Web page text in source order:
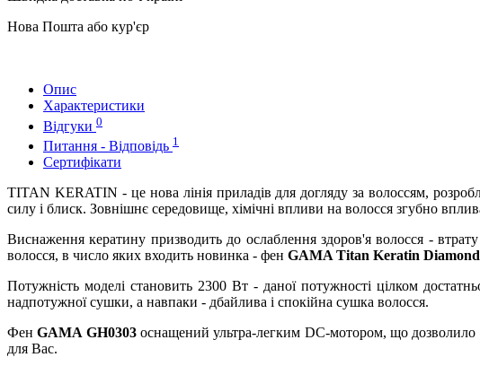
Нова Пошта або кур'єр
Опис
Характеристики
Відгуки 0
Питання - Відповідь 1
Сертифікати
TITAN KERATIN - це нова лінія приладів для догляду за волоссям,
силу і блиск. Зовнішнє середовище, хімічні впливи на волосся згубно
Виснаження кератину призводить до ослаблення здоров'я волосся -
волосся, в число яких входить новинка - фен GAMA Titan Keratin
Потужність моделі становить 2300 Вт - даної потужності цілком
надпотужної сушки, а навпаки - дбайлива і спокійна сушка волосся.
ФенGAMA GH0303оснащений ультра-легким DC-мотором, що
для Вас.